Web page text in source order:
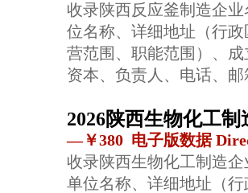
收录陕西反应釜制造企
位名称、详细地址（行
营范围、职能范围）、
资本、负责人、电话、
2026陕西生物化工
—￥380 电子版数据
收录陕西生物化工制造
单位名称、详细地址（